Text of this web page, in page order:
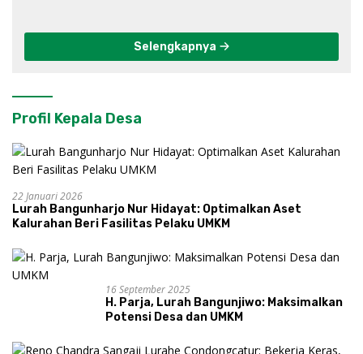
Selengkapnya
Profil Kepala Desa
22 Januari 2026
Lurah Bangunharjo Nur Hidayat: Optimalkan Aset
Kalurahan Beri Fasilitas Pelaku UMKM
16 September 2025
H. Parja, Lurah Bangunjiwo: Maksimalkan
Potensi Desa dan UMKM